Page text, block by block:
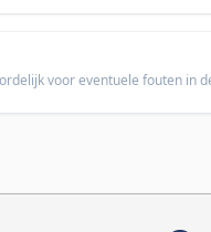
voor eventuele fouten in